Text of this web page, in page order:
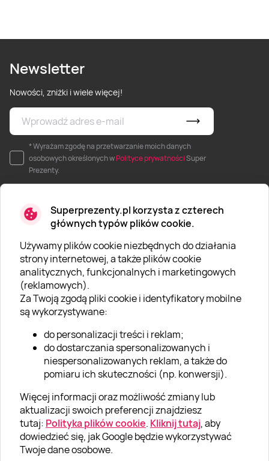
Superprezenty.pl korzysta z czterech
głównych typów plików cookie.
Używamy plików cookie niezbędnych do działania
strony internetowej, a także plików cookie
analitycznych, funkcjonalnych i marketingowych
(reklamowych).
Za Twoją zgodą pliki cookie i identyfikatory mobilne
są wykorzystywane:
do personalizacji treści i reklam;
do dostarczania spersonalizowanych i
niespersonalizowanych reklam, a także do
pomiaru ich skuteczności (np. konwersji).
Więcej informacji oraz możliwość zmiany lub
aktualizacji swoich preferencji znajdziesz
tutaj: Polityka plików cookie. Kliknij tutaj, aby
dowiedzieć się, jak Google będzie wykorzystywać
Twoje dane osobowe.
Newsletter
Nowości, zniżki i wiele więcej!
* Wyrażam zgodę na przetwarzanie moich danych
osobowych określonych wPolityce prywatnościSuper
Prezenty.
O SUPERPREZENTY
O nas
Aktualności
Kariera w Super Prezentach
Klub Lojalnościowy
Dodaj recenzję
Informacje